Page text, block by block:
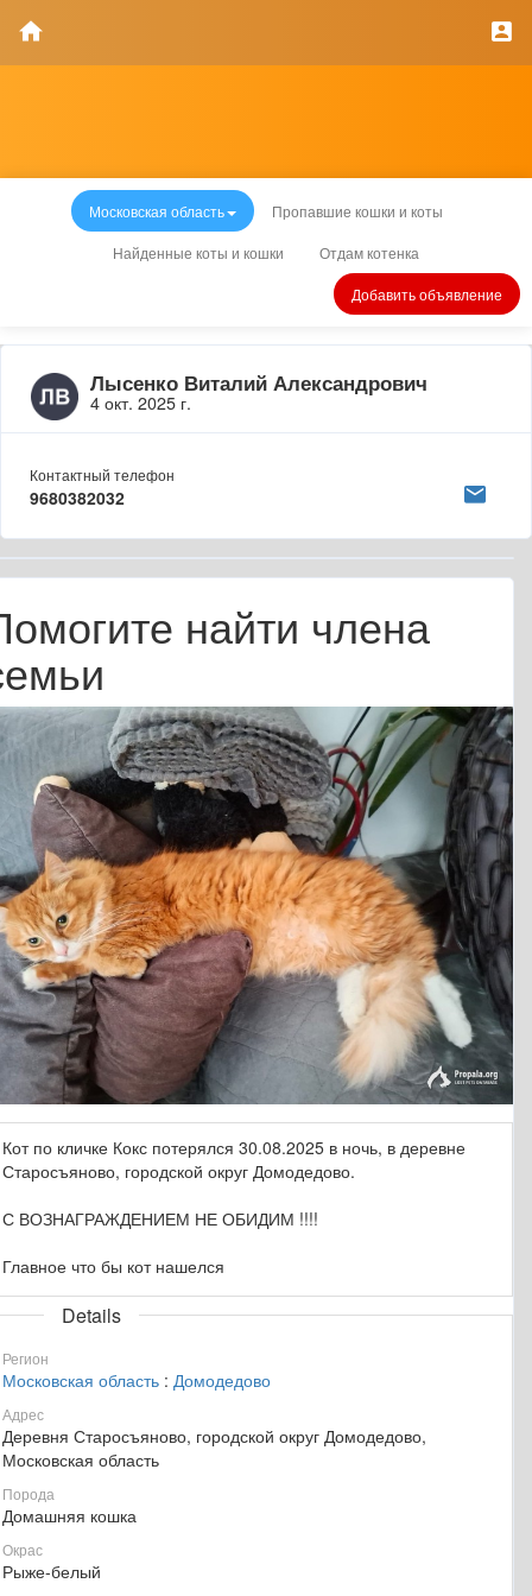
Московская область Пропавшие кошки и коты
Найденные коты и кошки Отдам котенка
Добавить объявление
Лысенко Виталий Александрович
4 окт. 2025 г.
Контактный телефон
9680382032
найти члена
Кот по кличке Кокс потерялся 30.08.2025 в ночь, в деревне
Старосъяново, городской округ Домодедово.
С ВОЗНАГРАЖДЕНИЕМ НЕ ОБИДИМ !!!!
Главное что бы кот нашелся
Details
Регион
Московская область : Домодедово
Адрес
Деревня Старосъяново, городской округ Домодедово,
Московская область
Порода
Домашняя кошка
Окрас
Рыже-белый